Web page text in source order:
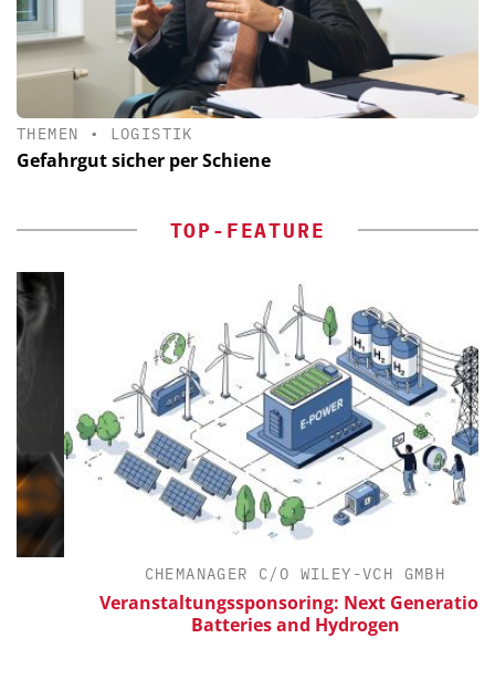
THEMEN • LOGISTIK
Gefahrgut sicher per Schiene
TOP-FEATURE
CHEMANAGER C/O WILEY-VCH GMBH
Veranstaltungssponsoring: Next Generation
Batteries and Hydrogen